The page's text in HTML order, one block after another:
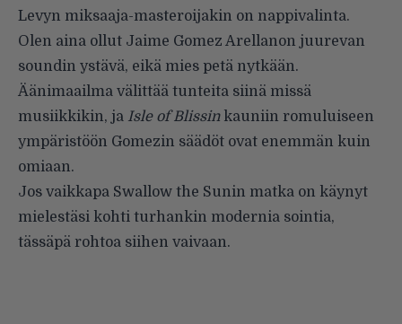
Levyn miksaaja-masteroijakin on nappivalinta.
Olen aina ollut Jaime Gomez Arellanon juurevan
soundin ystävä, eikä mies petä nytkään.
Äänimaailma välittää tunteita siinä missä
musiikkikin, ja Isle of Blissin kauniin romuluiseen
ympäristöön Gomezin säädöt ovat enemmän kuin
omiaan.
Jos vaikkapa Swallow the Sunin matka on käynyt
mielestäsi kohti turhankin modernia sointia,
tässäpä rohtoa siihen vaivaan.